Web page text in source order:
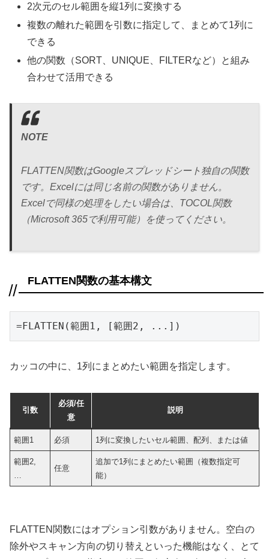
2次元のセル範囲を縦1列に変換する
複数の離れた範囲を引数に指定して、まとめて1列に
できる
他の関数（SORT、UNIQUE、FILTERなど）と組み
合わせて活用できる
NOTE
FLATTEN関数はGoogleスプレッドシート独自の関数
です。Excelには同じ名前の関数がありません。
Excelで同様の処理をしたい場合は、TOCOL関数
（Microsoft 365で利用可能）を使ってください。
FLATTEN関数の基本構文
=FLATTEN(範囲1, [範囲2, ...])
カッコの中に、1列にまとめたい範囲を指定します。
引数
必須/任
意
説明
範囲1 必須 1列に変換したいセル範囲、配列、または値
範囲2,
…
任意
追加で1列にまとめたい範囲（複数指定可
能）
FLATTEN関数にはオプション引数がありません。空白の
除外やスキャン方向の切り替えといった機能はなく、とて